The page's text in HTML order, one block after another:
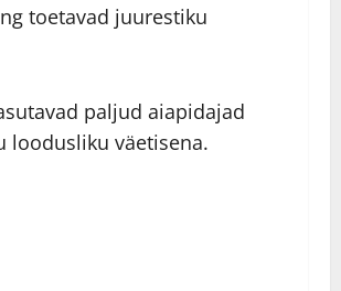
toetavad juurestiku
paljud aiapidajad
loodusliku väetisena.